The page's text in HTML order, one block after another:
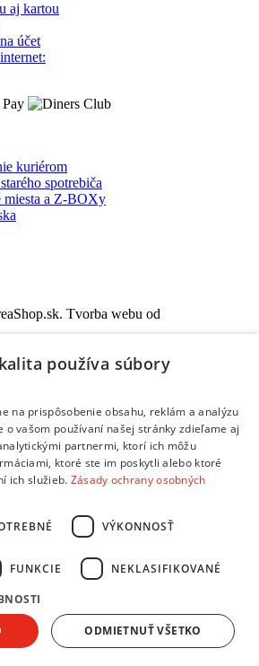
aj kartou
účet
kuriérom
spotrebiča
miesta a Z-BOXy
Tvorba webu od
údajovspoločnosti Google a ich
Obnov stránku a skús to znova, prosím.
pred 10.10.2025
svojich prihlasovacích údajov:
používa súbory
na prispôsobenie obsahu, reklám a analýzu
o vašom používaní našej stránky zdieľame aj
partnermi, ktorí ich môžu
ktoré ste im poskytli alebo ktoré
ich služieb. Zásady ochrany osobných
VÝKONNOSŤ
FUNKCIE NEKLASIFIKOVANÉ
ODMIETNUŤ VŠETKO